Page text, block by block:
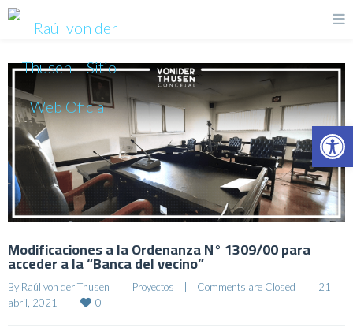
Modificaciones a la Ordenanza N° 1309/00 para
acceder a la “Banca del vecino”
By Raúl von der Thusen | Proyectos | Comments are Closed |
21
abril, 2021
| 0